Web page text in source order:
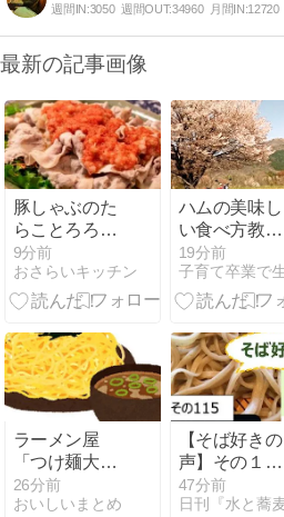
週間IN:3050 週間OUT:34960 月間IN:12720
最新の記事画像
豚しゃぶのた
らことろろサ
ラダ
9分前
おさらいキッチン
ハムの美味し
い食べ方教え
て！
19分前
ラーメン屋
「つけ麺大盛
り無料！」ワ
イ「ほーん」
26分前
おいしいまとめ
【そば好きの
声】その１１
５
47分前